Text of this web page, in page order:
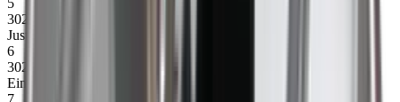
30221
Justierungsbeschlag für Trommelmotor, links
6
30218
Einschaltungsplatte m/Bolzen für Trommelmotor, links
7